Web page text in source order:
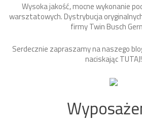
Wysoka jakość, mocne wykonanie
warsztatowych. Dystrybucja
firmy Twin Busch
Serdecznie zapraszamy na naszego
naciskającTUTAJ!